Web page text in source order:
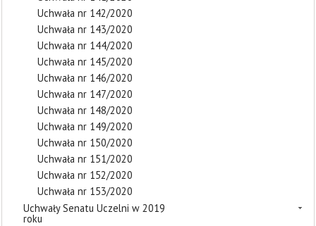
Uchwała nr 142/2020
Uchwała nr 143/2020
Uchwała nr 144/2020
Uchwała nr 145/2020
Uchwała nr 146/2020
Uchwała nr 147/2020
Uchwała nr 148/2020
Uchwała nr 149/2020
Uchwała nr 150/2020
Uchwała nr 151/2020
Uchwała nr 152/2020
Uchwała nr 153/2020
Uchwały Senatu Uczelni w 2019
roku